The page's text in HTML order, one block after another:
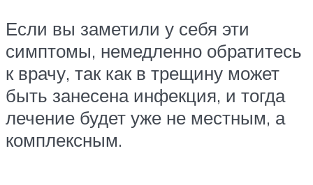
Если вы заметили у себя эти
симптомы, немедленно обратитесь
к врачу, так как в трещину может
быть занесена инфекция, и тогда
лечение будет уже не местным, а
комплексным.